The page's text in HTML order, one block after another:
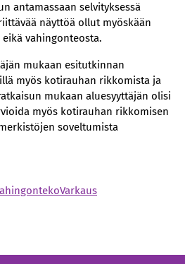
antamassaan selvityksessä
näyttöä ollut myöskään
vahingonteosta.
mukaan esitutkinnan
myös kotirauhan rikkomista ja
mukaan aluesyyttäjän olisi
myös kotirauhan rikkomisen
soveltumista
Varkaus